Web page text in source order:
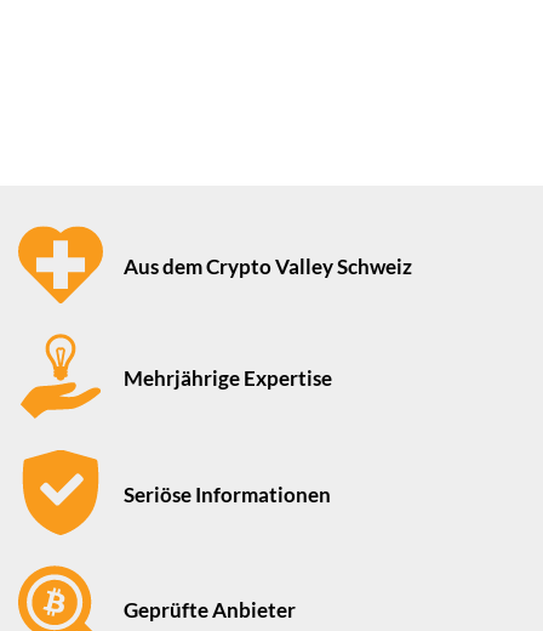
Aus dem Crypto Valley Schweiz
Mehrjährige Expertise
Seriöse Informationen
Geprüfte Anbieter